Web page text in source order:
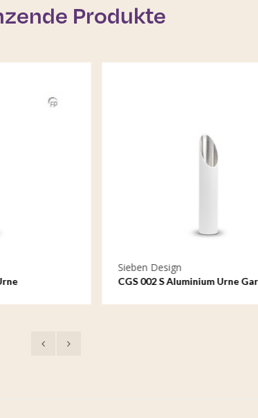
Produkte
Sieben Design
CGS 002 S Aluminium Urne Gartendeko